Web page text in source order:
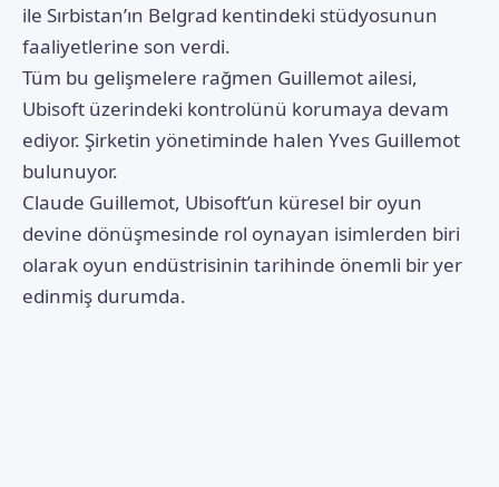
ile Sırbistan’ın Belgrad kentindeki stüdyosunun
faaliyetlerine son verdi.
Tüm bu gelişmelere rağmen Guillemot ailesi,
Ubisoft üzerindeki kontrolünü korumaya devam
ediyor. Şirketin yönetiminde halen Yves Guillemot
bulunuyor.
Claude Guillemot, Ubisoft’un küresel bir oyun
devine dönüşmesinde rol oynayan isimlerden biri
olarak oyun endüstrisinin tarihinde önemli bir yer
edinmiş durumda.